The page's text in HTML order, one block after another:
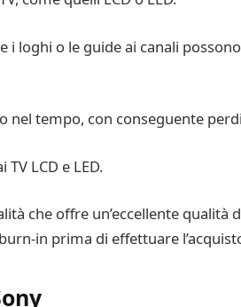
loghi o le guide ai canali
tempo, con conseguente
LCD e LED.
che offre un’eccellente
in prima di effettuare